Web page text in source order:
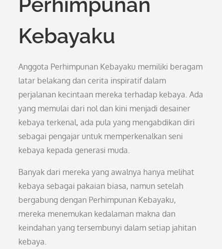
Kebayaku
Anggota Perhimpunan Kebayaku memiliki beragam
latar belakang dan cerita inspiratif dalam
perjalanan kecintaan mereka terhadap kebaya. Ada
yang memulai dari nol dan kini menjadi desainer
kebaya terkenal, ada pula yang mengabdikan diri
sebagai pengajar untuk memperkenalkan seni
kebaya kepada generasi muda.
Banyak dari mereka yang awalnya hanya melihat
kebaya sebagai pakaian biasa, namun setelah
bergabung dengan Perhimpunan Kebayaku,
mereka menemukan kedalaman makna dan
keindahan yang tersembunyi dalam setiap jahitan
kebaya.